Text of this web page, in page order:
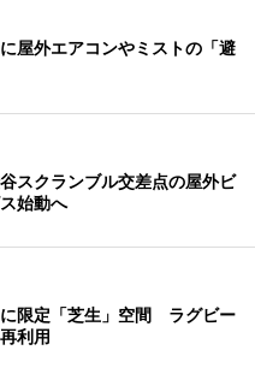
屋外エアコンやミストの「避
スクランブル交差点の屋外ビ
始動へ
限定「芝生」空間 ラグビー
利用